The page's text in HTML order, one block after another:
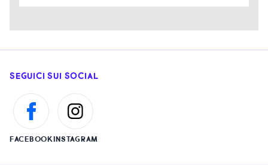
SEGUICI SUI SOCIAL
FACEBOOKINSTAGRAM